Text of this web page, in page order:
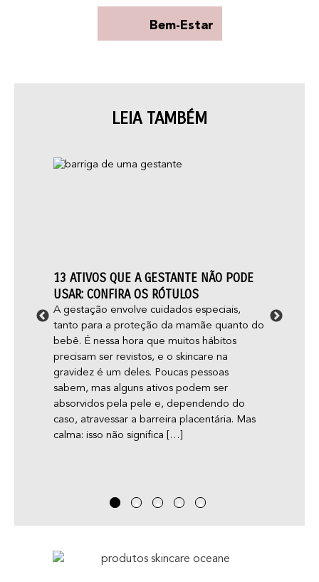
Bem-Estar
LEIA TAMBÉM
13 ATIVOS QUE A GESTANTE NÃO PODE
USAR: CONFIRA OS RÓTULOS
A gestação envolve cuidados especiais,
tanto para a proteção da mamãe quanto do
bebê. É nessa hora que muitos hábitos
precisam ser revistos, e o skincare na
gravidez é um deles. Poucas pessoas
sabem, mas alguns ativos podem ser
absorvidos pela pele e, dependendo do
caso, atravessar a barreira placentária. Mas
calma: isso não significa […]